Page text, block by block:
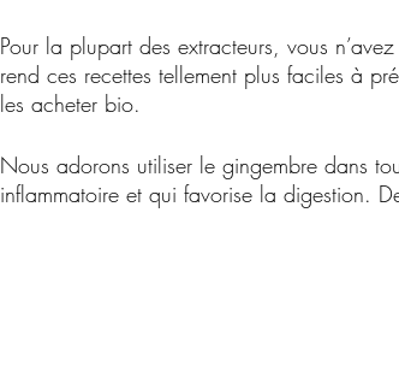
Pour la plupart des extracteurs, vous
rend ces recettes tellement plus faciles à
les acheter bio.
Nous adorons utiliser le gingembre dans
inflammatoire et qui favorise la digestion.